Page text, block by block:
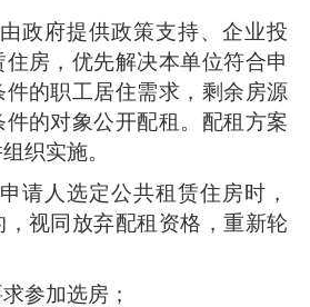
由政府提供政策支持、企业投
房，优先解决本单位符合申
的职工居住需求，剩余房源
的对象公开配租。配租方案
织实施。
申请人选定公共租赁住房时，
视同放弃配租资格，重新轮
参加选房；